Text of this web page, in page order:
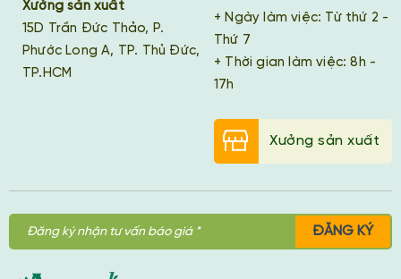
Xưởng sản xuất
15D Trần Đức Thảo, P.
Phước Long A, TP. Thủ Đức,
TP.HCM
+ Ngày làm việc: Từ thứ 2 -
Thứ 7
+ Thời gian làm việc: 8h -
17h
Xưởng sản xuất
ĐĂNG KÝ